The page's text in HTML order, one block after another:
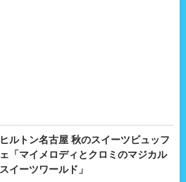
ヒルトン名古屋 秋のスイーツビュッフ
ェ「マイメロディとクロミのマジカル
スイーツワールド」